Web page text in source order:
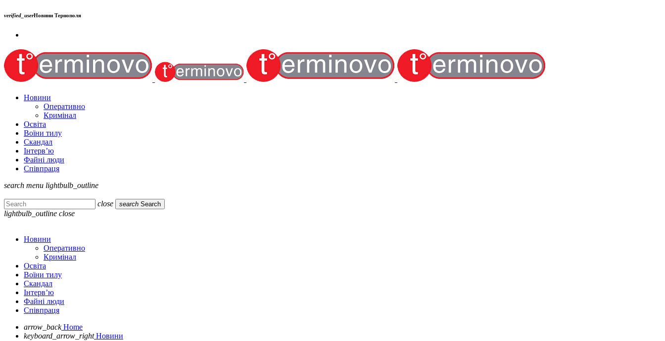
verified_userНовини Тернополя
Новини
Оперативно
Кримінал
Освіта
Воїни тилу
Скандал
Інтерв’ю
Файні люди
Співпраця
search menu lightbulb_outline
close search Search
lightbulb_outline close
Новини
Оперативно
Кримінал
Освіта
Воїни тилу
Скандал
Інтерв’ю
Файні люди
Співпраця
arrow_back Home
keyboard_arrow_right Новини